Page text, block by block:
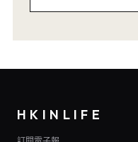
HKINLIFE